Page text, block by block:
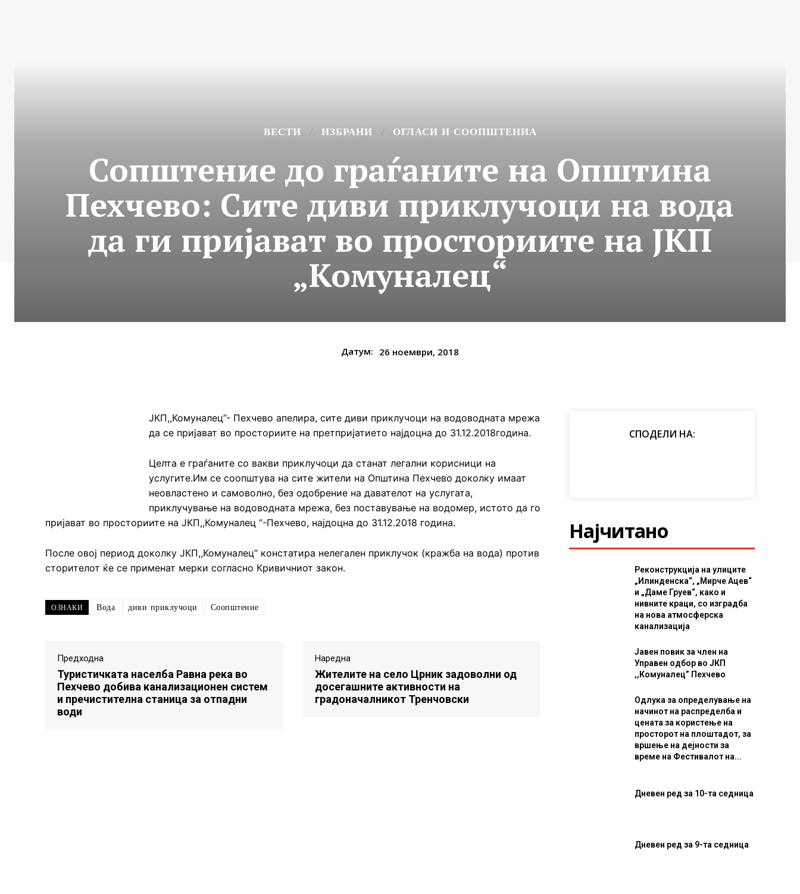
ВЕСТИ ИЗБРАНИ ОГЛАСИ И СООПШТЕНИА
Сопштение до граѓаните на Општина
Пехчево: Сите диви приклучоци на вода
да ги пријават во просториите на ЈКП
„Комуналец“
Датум: 26 ноември, 2018
ЈКП,,Комуналец”- Пехчево апелира, сите диви приклучоци на водоводната мрежа
да се пријават во просториите на претпријатието најдоцна до 31.12.2018година.
Целта е граѓаните со вакви приклучоци да станат легални корисници на
услугите.Им се соопштува на сите жители на Општина Пехчево доколку имаат
неовластено и самоволно, без одобрение на давателот на услугата,
приклучување на водоводната мрежа, без поставување на водомер, истото да го
пријават во просториите на ЈКП,,Комуналец “-Пехчево, најдоцна до 31.12.2018 година.
После овој период доколку ЈКП,,Комуналец” констатира нелегален приклучок (кражба на вода) против
сторителот ќе се применат мерки согласно Кривичниот закон.
ОЗНАКИ Вода диви приклучоци Соопштение
Предходна
Туристичката населба Равна река во
Пехчево добива канализационен систем
и пречистителна станица за отпадни
води
Наредна
Жителите на село Црник задоволни од
досегашните активности на
градоначалникот Тренчовски
СПОДЕЛИ НА:
Најчитано
Реконструкција на улиците
„Илинденска“, „Мирче Ацев“
и „Даме Груев“, како и
нивните краци, со изградба
на нова атмосферска
канализација
Јавен повик за член на
Управен одбор во ЈКП
,,Комуналец” Пехчево
Одлука за определување на
начинот на распределба и
цената за користење на
просторот на плоштадот, за
вршење на дејности за
време на Фестивалот на...
Дневен ред за 10-та седница
Дневен ред за 9-та седница